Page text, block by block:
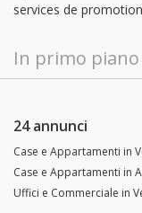
services de
In primo piano
24 annunci
Case e Appartamenti in
Case e Appartamenti in
Uffici e Commerciale in